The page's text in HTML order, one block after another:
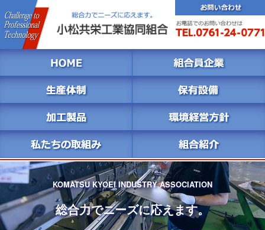
KOMATSU KYOEI INDUSTRY ASSOCIATION
総合力でニーズに応えます。